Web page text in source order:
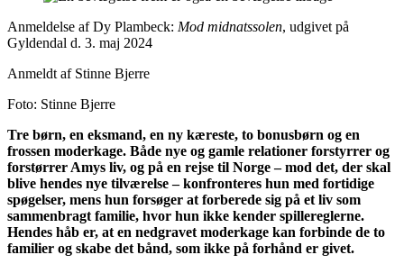
Anmeldelse af Dy Plambeck: Mod midnatssolen, udgivet på
Gyldendal d. 3. maj 2024
Anmeldt af Stinne Bjerre
Foto: Stinne Bjerre
Tre børn, en eksmand, en ny kæreste, to bonusbørn og en
frossen moderkage. Både nye og gamle relationer forstyrrer og
forstørrer Amys liv, og på en rejse til Norge – mod det, der skal
blive hendes nye tilværelse – konfronteres hun med fortidige
spøgelser, mens hun forsøger at forberede sig på et liv som
sammenbragt familie, hvor hun ikke kender spillereglerne.
Hendes håb er, at en nedgravet moderkage kan forbinde de to
familier og skabe det bånd, som ikke på forhånd er givet.